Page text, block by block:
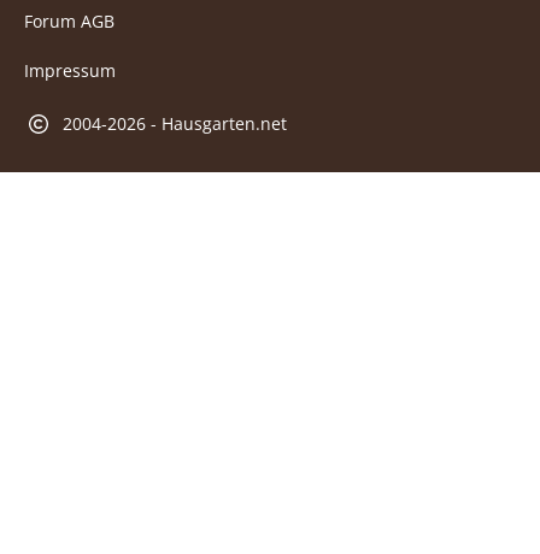
Forum AGB
Impressum
2004-2026 - Hausgarten.net